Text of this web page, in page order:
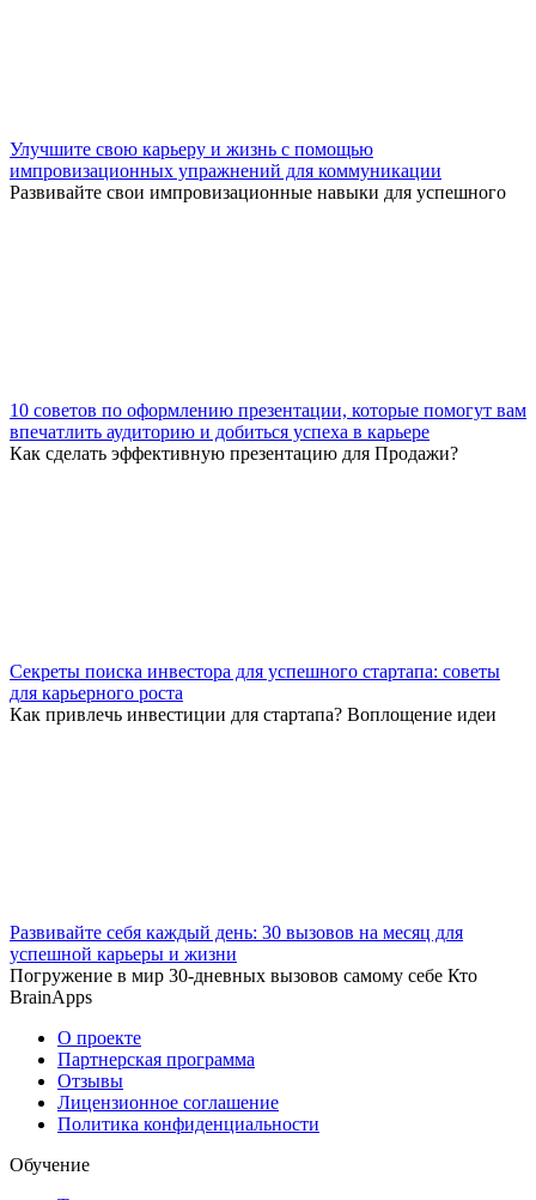
Улучшите свою карьеру и жизнь с помощью
импровизационных упражнений для коммуникации
Развивайте свои импровизационные навыки для успешного
10 советов по оформлению презентации, которые помогут вам
впечатлить аудиторию и добиться успеха в карьере
Как сделать эффективную презентацию для Продажи?
Секреты поиска инвестора для успешного стартапа: советы
для карьерного роста
Как привлечь инвестиции для стартапа? Воплощение идеи
Развивайте себя каждый день: 30 вызовов на месяц для
успешной карьеры и жизни
Погружение в мир 30-дневных вызовов самому себе Кто
BrainApps
О проекте
Партнерская программа
Отзывы
Лицензионное соглашение
Политика конфиденциальности
Обучение